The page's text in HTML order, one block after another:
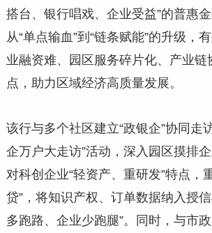
搭台、银行唱戏、企业受益”的普惠
从“单点输血”到“链条赋能”的升级，
业融资难、园区服务碎片化、产业链
点，助力区域经济高质量发展。
该行与多个社区建立“政银企”协同走
企万户大走访”活动，深入园区摸排
对科创企业“轻资产、重研发”特点，
贷”，将知识产权、订单数据纳入授
多跑路、企业少跑腿”。同时，与市